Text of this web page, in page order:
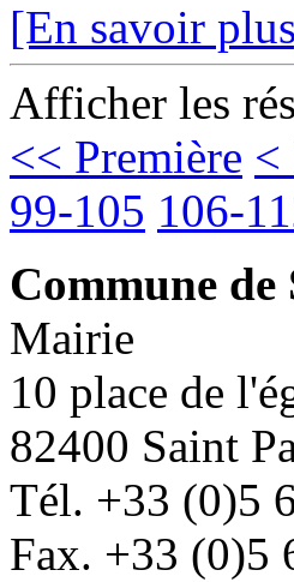
[En savoir
Afficher les
<< Première <
99-105 106-
Commune
Mairie
10 place de
82400 Saint
Tél. +33 (0)5
Fax. +33 (0)5